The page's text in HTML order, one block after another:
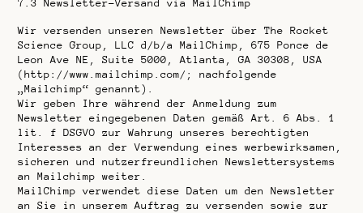
7.3 Newsletter-Versand via MailChimp
Wir versenden unseren Newsletter über The Rocket
Science Group, LLC d/b/a MailChimp, 675 Ponce de
Leon Ave NE, Suite 5000, Atlanta, GA 30308, USA
(http://www.mailchimp.com/; nachfolgende
„Mailchimp“ genannt).
Wir geben Ihre während der Anmeldung zum
Newsletter eingegebenen Daten gemäß Art. 6 Abs. 1
lit. f DSGVO zur Wahrung unseres berechtigten
Interesses an der Verwendung eines werbewirksamen,
sicheren und nutzerfreundlichen Newslettersystems
an Mailchimp weiter.
MailChimp verwendet diese Daten um den Newsletter
an Sie in unserem Auftrag zu versenden sowie zur